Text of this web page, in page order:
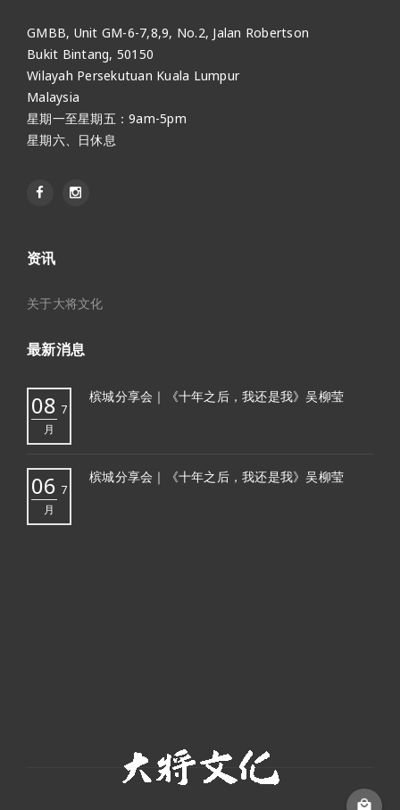
GMBB, Unit GM-6-7,8,9, No.2, Jalan Robertson
Bukit Bintang, 50150
Wilayah Persekutuan Kuala Lumpur
Malaysia
星期一至星期五：9am-5pm
星期六、日休息
资讯
关于大将文化
最新消息
08 7
月
槟城分享会｜《十年之后，我还是我》吴柳莹
06 7
月
槟城分享会｜《十年之后，我还是我》吴柳莹